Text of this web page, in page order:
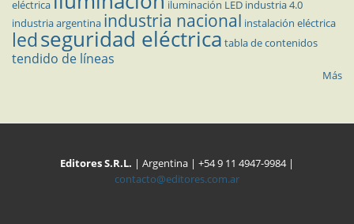
eléctrica
iluminación LED industria 4.0
industria argentina industria nacional instalación eléctrica
ledseguridad eléctrica tabla de contenidos
tendido de líneas
Más
Editores S.R.L. | Argentina | +54 9 11 4947-9984 |
contacto@editores.com.ar